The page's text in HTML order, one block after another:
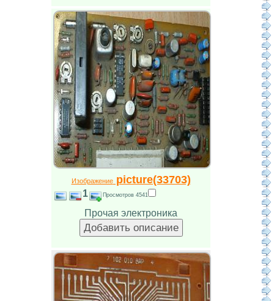
Изображениеpicture(33703)
1 Просмотров 4541
Прочая электроника